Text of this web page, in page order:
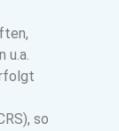
u.a.
so